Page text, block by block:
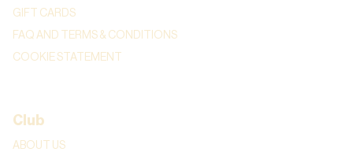
GIFT CARDS
FAQ AND TERMS & CONDITIONS
COOKIE STATEMENT
Club
ABOUT US